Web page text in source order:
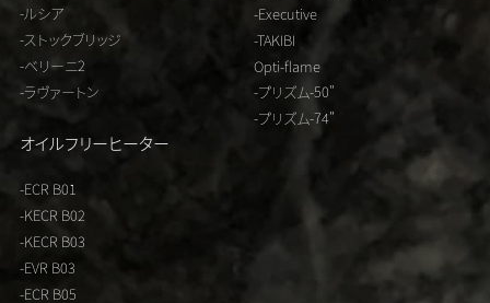
-ルシア
-ストックブリッジ
-ベリーニ2
-ラヴァートン
オイルフリーヒーター
-ECR B01
-KECR B02
-KECR B03
-EVR B03
-ECR B05
-Executive
-TAKIBI
Opti-flame
-プリズム-50"
-プリズム-74"